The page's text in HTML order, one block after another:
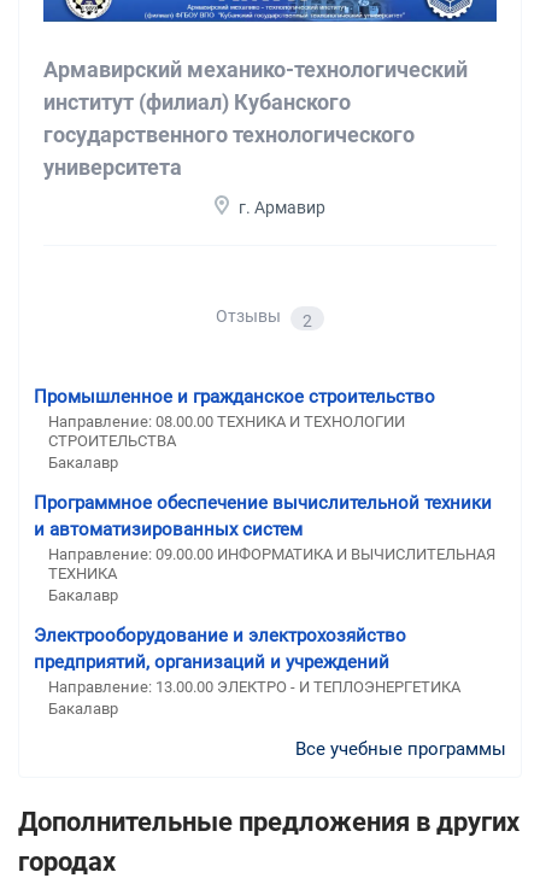
Армавирский механико-технологический
институт (филиал) Кубанского
государственного технологического
университета
г. Армавир
Отзывы 2
Промышленное и гражданское строительство
Направление: 08.00.00 ТЕХНИКА И ТЕХНОЛОГИИ
СТРОИТЕЛЬСТВА
Бакалавр
Программное обеспечение вычислительной техники
и автоматизированных систем
Направление: 09.00.00 ИНФОРМАТИКА И ВЫЧИСЛИТЕЛЬНАЯ
ТЕХНИКА
Бакалавр
Электрооборудование и электрохозяйство
предприятий, организаций и учреждений
Направление: 13.00.00 ЭЛЕКТРО - И ТЕПЛОЭНЕРГЕТИКА
Бакалавр
Все учебные программы
Дополнительные предложения в других
городах